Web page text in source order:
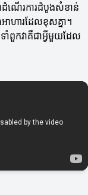
ាដំណើរការដំបូងសំខាន់
ាហារដែលខុសគ្នា។
ាំពួកវាគឺជាអ្វីមួយដែល